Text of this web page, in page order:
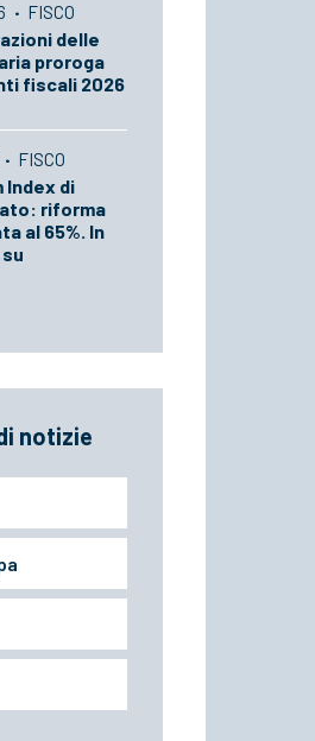
· FISCO
delle
proroga
fiscali 2026
· FISCO
Index di
riforma
al 65%. In
notizie